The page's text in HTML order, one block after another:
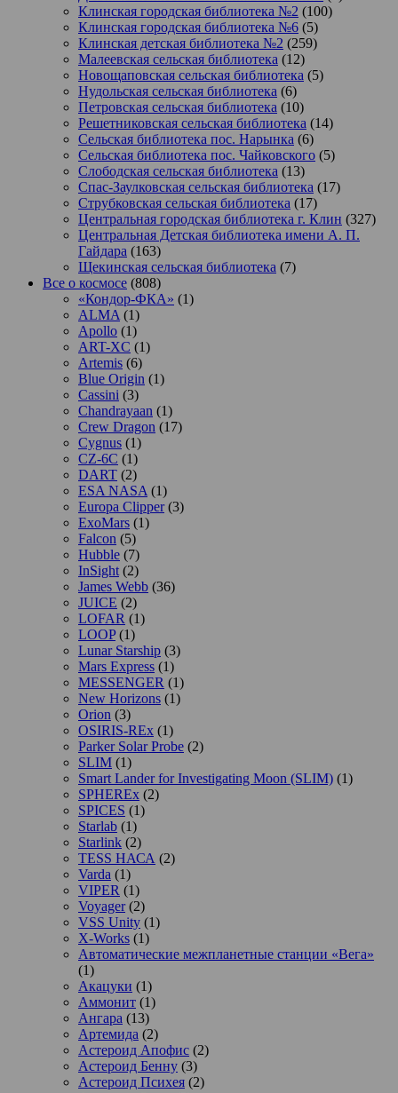
Клинская городская библиотека №2 (100)
Клинская городская библиотека №6 (5)
Клинская детская библиотека №2 (259)
Малеевская сельская библиотека (12)
Новощаповская сельская библиотека (5)
Нудольская сельская библиотека (6)
Петровская сельская библиотека (10)
Решетниковская сельская библиотека (14)
Сельская библиотека пос. Нарынка (6)
Сельская библиотека пос. Чайковского (5)
Слободская сельская библиотека (13)
Спас-Заулковская сельская библиотека (17)
Струбковская сельская библиотека (17)
Центральная городская библиотека г. Клин (327)
Центральная Детская библиотека имени А. П.
Гайдара (163)
Щекинская сельская библиотека (7)
Все о космосе (808)
«Кондор-ФКА» (1)
ALMA (1)
Apollo (1)
ART-XC (1)
Artemis (6)
Blue Origin (1)
Cassini (3)
Chandrayaan (1)
Crew Dragon (17)
Cygnus (1)
CZ-6C (1)
DART (2)
ESA NASA (1)
Europa Clipper(3)
ExoMars (1)
Falcon (5)
Hubble (7)
InSight (2)
James Webb (36)
JUICE (2)
LOFAR (1)
LOOP(1)
Lunar Starship (3)
Mars Express (1)
MESSENGER (1)
New Horizons (1)
Orion (3)
OSIRIS-REx (1)
Parker Solar Probe (2)
SLIM (1)
Smart Lander for Investigating Moon (SLIM) (1)
SPHEREx (2)
SPICES (1)
Starlab (1)
Starlink (2)
TESS НАСА (2)
Varda (1)
VIPER (1)
Voyager(2)
VSS Unity (1)
X-Works (1)
Автоматические межпланетные станции «Вега»
(1)
Акацуки (1)
Аммонит (1)
Ангара (13)
Артемида (2)
Астероид Апофис (2)
Астероид Бенну (3)
Астероид Психея (2)